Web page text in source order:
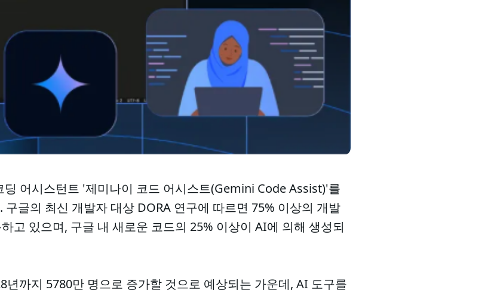
어시스턴트 '제미나이 코드 어시스트(Gemini Code Assist)'를
글의 최신 개발자 대상 DORA 연구에 따르면 75% 이상의 개발
고 있으며, 구글 내 새로운 코드의 25% 이상이 AI에 의해 생성되
년까지 5780만 명으로 증가할 것으로 예상되는 가운데, AI 도구를